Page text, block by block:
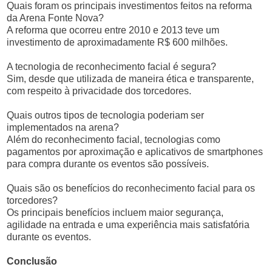
Quais foram os principais investimentos feitos na reforma
da Arena Fonte Nova?
A reforma que ocorreu entre 2010 e 2013 teve um
investimento de aproximadamente R$ 600 milhões.
A tecnologia de reconhecimento facial é segura?
Sim, desde que utilizada de maneira ética e transparente,
com respeito à privacidade dos torcedores.
Quais outros tipos de tecnologia poderiam ser
implementados na arena?
Além do reconhecimento facial, tecnologias como
pagamentos por aproximação e aplicativos de smartphones
para compra durante os eventos são possíveis.
Quais são os benefícios do reconhecimento facial para os
torcedores?
Os principais benefícios incluem maior segurança,
agilidade na entrada e uma experiência mais satisfatória
durante os eventos.
Conclusão